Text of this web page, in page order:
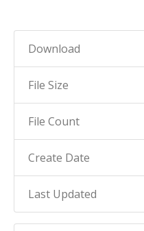
Download
File Size
File Count
Create Date
Last Updated